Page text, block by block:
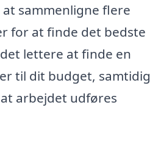
sammenligne flere
for at finde det bedste
lettere at finde en
til dit budget, samtidig
arbejdet udføres